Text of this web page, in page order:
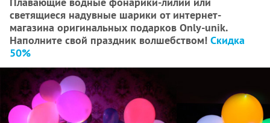
светящиеся надувные шарики от интернет-
магазина оригинальных подарков Only-unik.
Наполните свой праздник волшебством! Скидка
50%